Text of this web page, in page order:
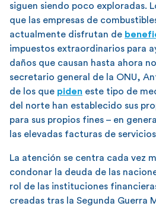
siguen siendo poco exploradas.
que las empresas de
actualmente disfrutan de
impuestos extraordinarios para
daños que causan hasta ahora
secretario general de la ONU,
de los que piden este tipo de
del norte han establecido sus
para sus propios fines – en
las elevadas facturas de
La atención se centra cada vez
condonar la deuda de las
rol de las instituciones
creadas tras la Segunda Guerra